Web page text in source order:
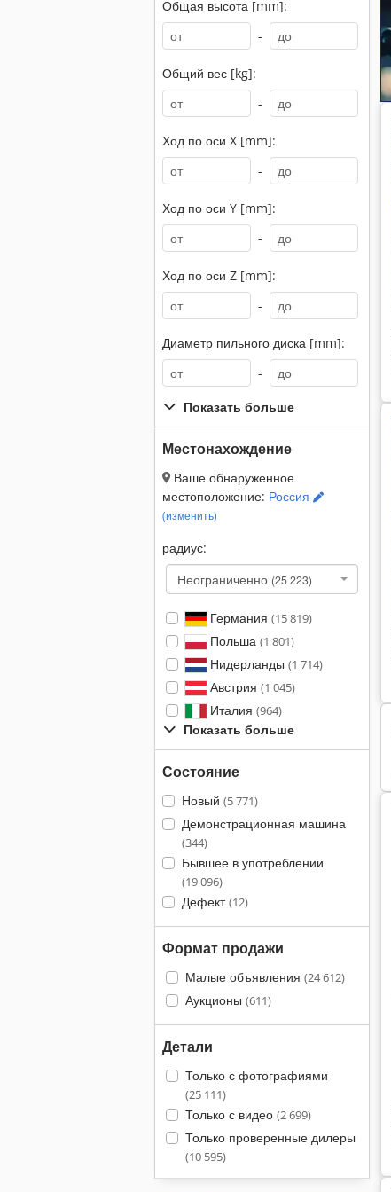
Общая высота [mm]:
-
Общий вес [kg]:
-
Ход по оси X [mm]:
-
Ход по оси Y [mm]:
-
Ход по оси Z [mm]:
-
Диаметр пильного диска [mm]:
-
Показать больше
Местонахождение
Ваше обнаруженное
местоположение: Россия
(изменить)
радиус:
Неограниченно (25 223)
Германия (15 819)
Польша (1 801)
Нидерланды (1 714)
Австрия (1 045)
Италия (964)
Показать больше
Состояние
Новый (5 771)
Демонстрационная машина
(344)
Бывшее в употреблении
(19 096)
Дефект(12)
Формат продажи
Малые объявления (24 612)
Аукционы (611)
Детали
Только с фотографиями
(25 111)
Только с видео (2 699)
Только проверенные дилеры
(10 595)